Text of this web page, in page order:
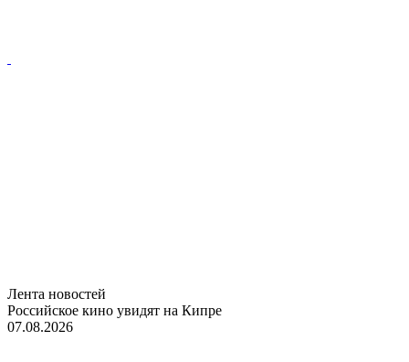
Лента новостей
Российское кино увидят на Кипре
07.08.2026